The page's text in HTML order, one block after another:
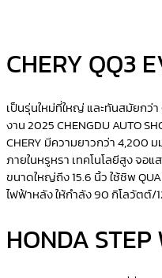
CHERY QQ3
เป็นรุ่นใหม่ที่ใหญ่ และทันสมัยกว่า
งาน2025 CHENGDU AUTO
CHERY มีความยาวกว่า4,200 ม
ภายในหรูหรา เทคโนโลยีสูง จ
ขนาดใหญ่ถึง15.6 นิ้ว ใช้ชิพ
ไฟฟ้าหลัง ให้กำลัง90กิโลวัตต์/
HONDA